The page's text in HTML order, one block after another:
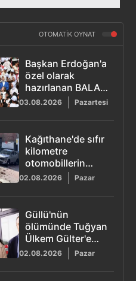
OTOMATİK OYNAT
Başkan Erdoğan'a
özel olarak
hazırlanan BALA
şarkısı yayımlandı
03.08.2026 Pazartesi
Kağıthane'de sıfır
kilometre
otomobillerin
üzerine duvar
02.08.2026 Pazar
Güllü'nün
ölümünde Tuğyan
Ülkem Gülter'e
ağırlaştırılmış
müebbet hapis
talebi
02.08.2026 Pazar